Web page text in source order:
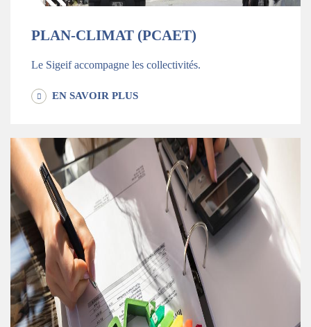
PLAN-CLIMAT (PCAET)
Le Sigeif accompagne les collectivités.
EN SAVOIR PLUS